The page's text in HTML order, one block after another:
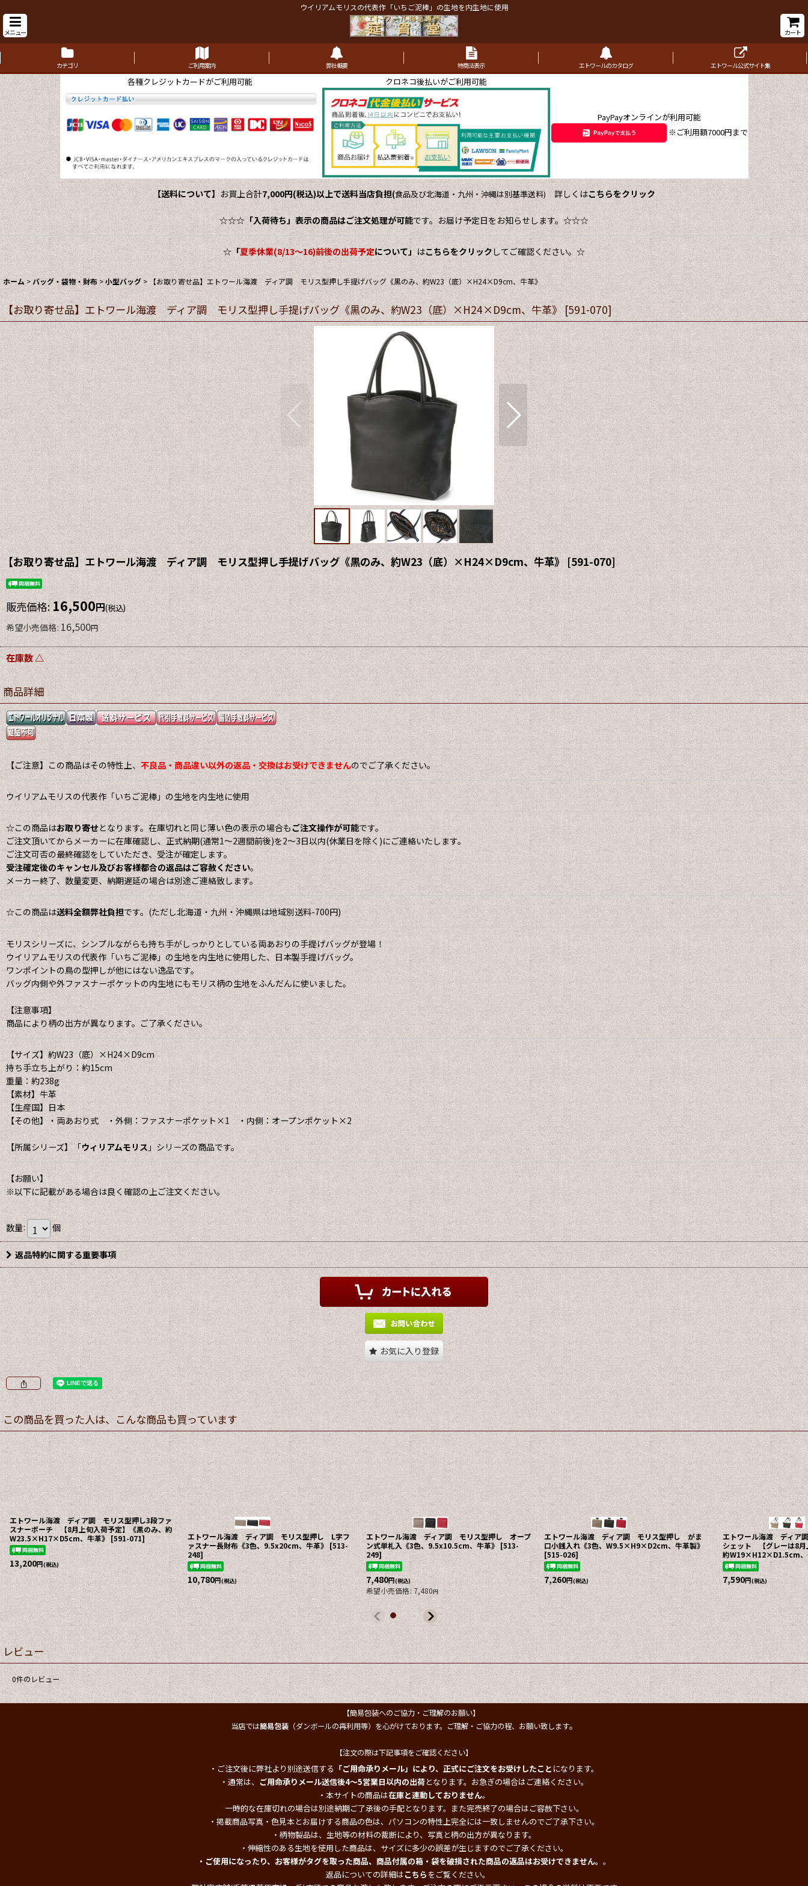
ウイリアムモリスの代表作「いちご泥棒」の生地を内生地に使用
メニュー カート
カテゴリ ご利用案内 弊社概要 特商法表示 エトワールのカタログ エトワール公式サイト集
各種クレジットカードがご利用可能 クロネコ後払いがご利用可能
PayPayオンラインが利用可能
※ご利用額7000円まで
【送料について】 お買上合計7,000円(税込)以上で送料当店負担(食品及び北海道・九州・沖縄は別基準送料)詳しくはこちらをクリック
☆☆☆ 「入荷待ち」表示の商品はご注文処理が可能です。お届け予定日をお知らせします。☆☆☆
☆ 「夏季休業(8/13～16)前後の出荷予定について」 はこちらをクリックしてご確認ください。☆
ホーム > バッグ・袋物・財布 >小型バッグ>【お取り寄せ品】エトワール海渡 ディア調 モリス型押し手提げバッグ《黒のみ、約W23（底）×H24×D9cm、牛革》
【お取り寄せ品】エトワール海渡 ディア調 モリス型押し手提げバッグ《黒のみ、約W23（底）×H24×D9cm、牛革》 [591-070]
【お取り寄せ品】エトワール海渡 ディア調 モリス型押し手提げバッグ《黒のみ、約W23（底）×H24×D9cm、牛革》 [591-070]
販売価格: 16,500円(税込)
希望小売価格: 16,500円
在庫数 △
商品詳細
【ご注意】この商品はその特性上、 不良品・商品違い以外の返品・交換はお受けできませんのでご了承ください。
ウイリアムモリスの代表作「いちご泥棒」の生地を内生地に使用
☆この商品はお取り寄せとなります。在庫切れと同じ薄い色の表示の場合もご注文操作が可能です。
ご注文頂いてからメーカーに在庫確認し、正式納期(通常1〜2週間前後)を2〜3日以内(休業日を除く)にご連絡いたします。
ご注文可否の最終確認をしていただき、受注が確定します。
受注確定後のキャンセル及びお客様都合の返品はご容赦ください。
メーカー終了、数量変更、納期遅延の場合は別途ご連絡致します。
☆この商品は送料全額弊社負担です。(ただし北海道・九州・沖縄県は地域別送料-700円)
モリスシリーズに、シンプルながらも持ち手がしっかりとしている両あおりの手提げバッグが登場！
ウイリアムモリスの代表作「いちご泥棒」の生地を内生地に使用した、日本製手提げバッグ。
ワンポイントの鳥の型押しが他にはない逸品です。
バッグ内側や外ファスナーポケットの内生地にもモリス柄の生地をふんだんに使いました。
【注意事項】
商品により柄の出方が異なります。ご了承ください。
【サイズ】約W23（底）×H24×D9cm
持ち手立ち上がり：約15cm
重量：約238g
【素材】牛革
【生産国】日本
【その他】・両あおり式 ・外側：ファスナーポケット×1 ・内側：オープンポケット×2
【所属シリーズ】「ウィリアムモリス」シリーズの商品です。
【お願い】
※以下に記載がある場合は良く確認の上ご注文ください。
数量: 個
返品特約に関する重要事項
お気に入り登録
この商品を買った人は、こんな商品も買っています
エトワール海渡 ディア調 モリス型押し3段ファ
スナーポーチ 【8月上旬入荷予定】《黒のみ、約
W23.5×H17×D5cm、牛革》 [591-071]
13,200円(税込)
エトワール海渡 ディア調 モリス型押し L字フ
ァスナー長財布《3色、9.5x20cm、牛革》 [513-
248]
10,780円(税込)
エトワール海渡 ディア調 モリス型押し オープ
ン式単札入《3色、9.5x10.5cm、牛革》 [513-
249]
7,480円(税込)
希望小売価格: 7,480円
エトワール海渡 ディア調 モリス型押し がま
口小銭入れ《3色、W9.5×H9×D2cm、牛革製》
[515-026]
7,260円(税込)
エトワール海渡 ディア
シェット 【グレーは8月
約W19×H12×D1.5cm、
7,590円(税込)
レビュー
0件のレビュー
【簡易包装へのご協力・ご理解のお願い】
当店では簡易包装（ダンボールの再利用等）を心がけております。ご理解・ご協力の程、お願い致します。
【注文の際は下記事項をご確認ください】
・ご注文後に弊社より別途送信する 「ご用命承りメール」により、正式にご注文をお受けしたこと になります。
・通常は、 ご用命承りメール送信後4～5営業日以内の出荷となります。お急ぎの場合はご連絡ください。
・本サイトの商品は在庫と連動しておりません。
一時的な在庫切れの場合は別途納期ご了承後の手配となります。また完売終了の場合はご容赦下さい。
・掲載商品写真・色見本とお届けする商品の色は、パソコンの特性上完全には一致しませんのでご了承下さい。
・柄物製品は、生地等の材料の裁断により、写真と柄の出方が異なります。
・伸縮性のある生地を使用した商品は、サイズに多少の誤差が生じますのでご了承ください。
・ご使用になったり、お客様がタグを取った商品、商品付属の箱・袋を破損された商品の返品はお受けできません。 。
返品についての詳細はこちらをご覧ください。